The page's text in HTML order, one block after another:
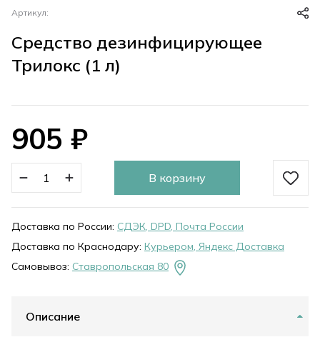
Артикул:
Средство дезинфицирующее
Трилокс (1 л)
905 ₽
В корзину
Доставка по России: СДЭК, DPD, Почта России
Доставка по Краснодару: Курьером, Яндекс Доставка
Самовывоз: Ставропольская 80
Описание